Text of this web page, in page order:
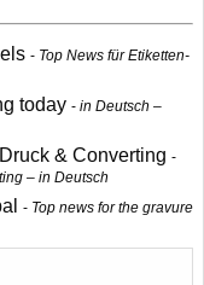
Top News für Etiketten-
today
in Deutsch –
& Converting
– in Deutsch
Top news for the gravure